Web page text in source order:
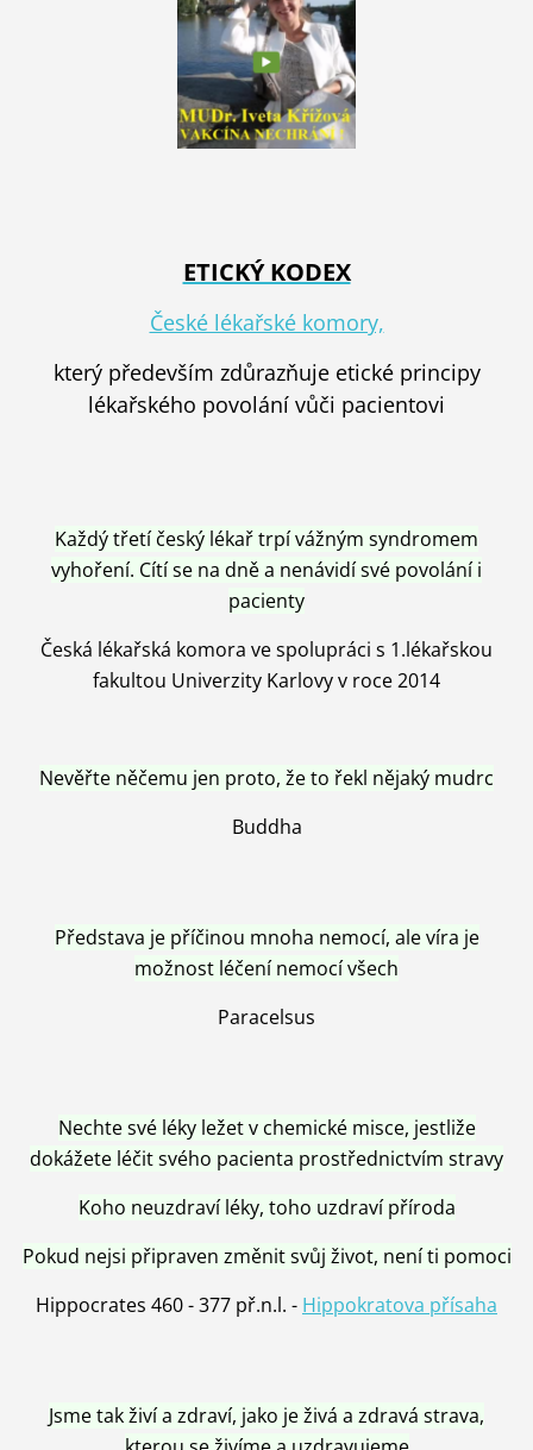
ETICKÝ KODEX
České lékařské komory,
který především zdůrazňuje etické principy
lékařského povolání vůči pacientovi
Každý třetí český lékař trpí vážným syndromem
vyhoření. Cítí se na dně a nenávidí své povolání i
pacienty
Česká lékařská komora ve spolupráci s 1.lékařskou
fakultou Univerzity Karlovy v roce 2014
Nevěřte něčemu jen proto, že to řekl nějaký mudrc
Buddha
Představa je příčinou mnoha nemocí, ale víra je
možnost léčení nemocí všech
Paracelsus
Nechte své léky ležet v chemické misce, jestliže
dokážete léčit svého pacienta prostřednictvím stravy
Koho neuzdraví léky, toho uzdraví příroda
Pokud nejsi připraven změnit svůj život, není ti pomoci
Hippocrates 460 - 377 př.n.l. - Hippokratova přísaha
Jsme tak živí a zdraví, jako je živá a zdravá strava,